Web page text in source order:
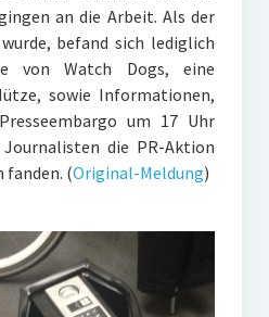
an die Arbeit. Als der
befand sich lediglich
von Watch Dogs, eine
sowie Informationen,
um 17 Uhr
die PR-Aktion
(Original-Meldung)